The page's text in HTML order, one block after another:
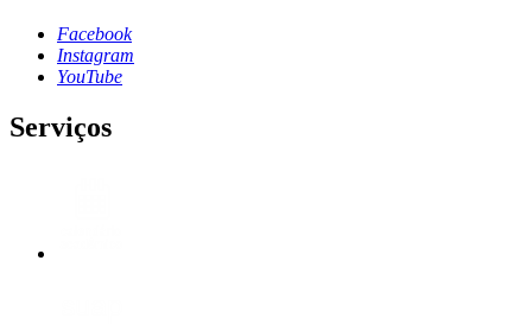
Facebook
Instagram
YouTube
Serviços